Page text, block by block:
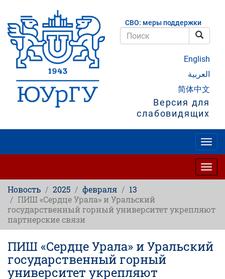
основному
содержанию
СВО: меры поддержки
English
العربية
简体中文
Версия для
слабовидящих
Новость 2025 февраля
13
ПИШ «Сердце Урала» и Уральский
государственный горный университет укрепляют
партнерские связи
ПИШ «Сердце Урала» и Уральский
государственный горный
университет укрепляют